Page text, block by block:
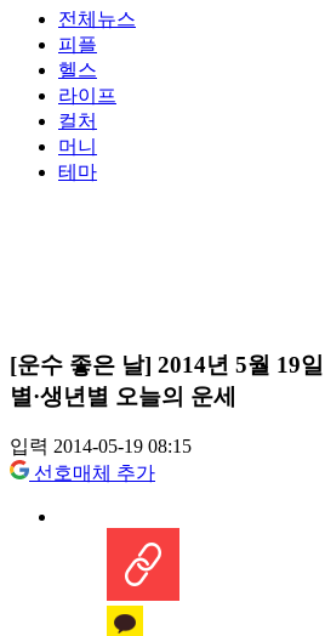
전체뉴스
피플
헬스
라이프
컬처
머니
테마
[운수 좋은 날] 2014년 5월 19
별·생년별 오늘의 운세
입력 2014-05-19 08:15
선호매체 추가